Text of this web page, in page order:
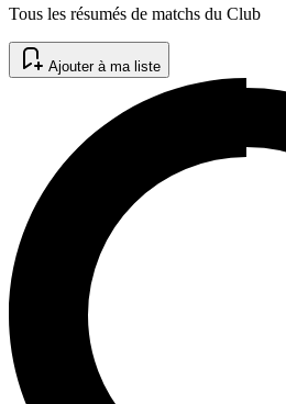
Tous les résumés de matchs du Club
Ajouter à ma liste